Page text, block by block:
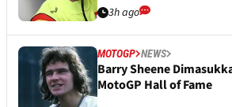
3h ago
MOTOGP NEWS
Barry Sheene
MotoGP Hall of Fame